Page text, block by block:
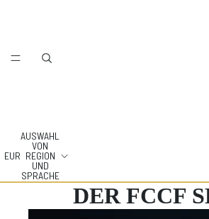
EUR
AUSWAHL
VON
REGION
UND
SPRACHE
DER FCCF